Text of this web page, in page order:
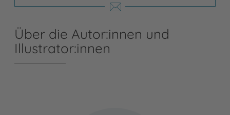
Über die Autor:innen und
Illustrator:innen